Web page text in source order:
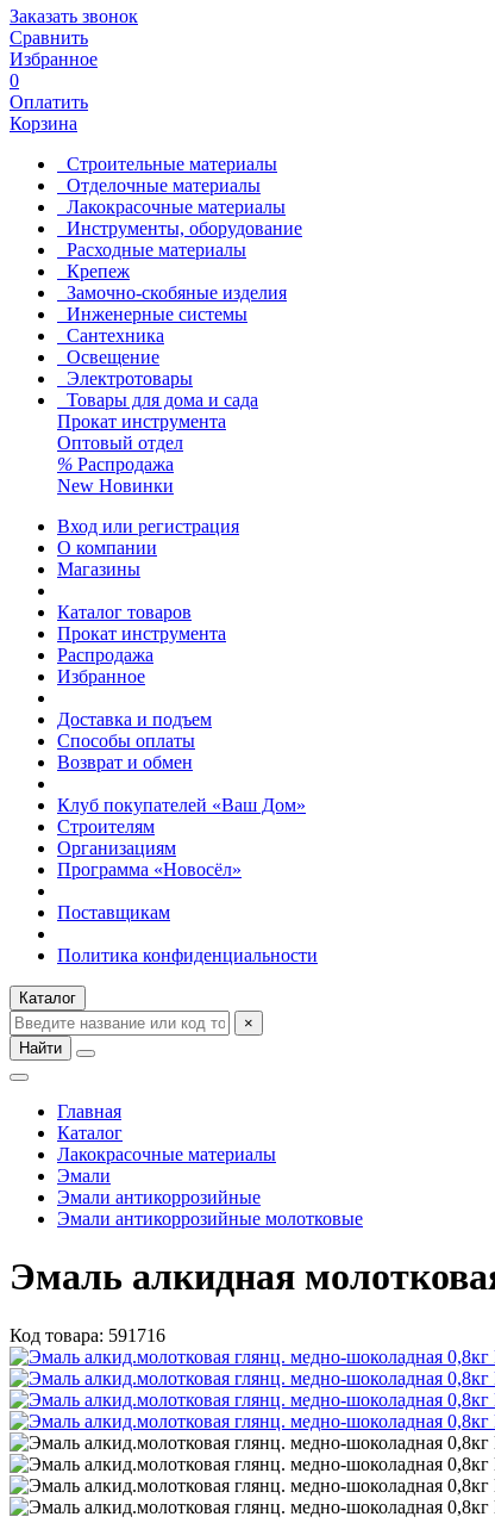
Заказать звонок
Сравнить
Избранное
0
Оплатить
Корзина
Строительные материалы
Отделочные материалы
Лакокрасочные материалы
Инструменты, оборудование
Расходные материалы
Крепеж
Замочно-скобяные изделия
Инженерные системы
Сантехника
Освещение
Электротовары
Товары для дома и сада
Прокат инструмента
Оптовый отдел
% Распродажа
New Новинки
Вход или регистрация
О компании
Магазины
Каталог товаров
Прокат инструмента
Распродажа
Избранное
Доставка и подъем
Способы оплаты
Возврат и обмен
Клуб покупателей «Ваш Дом»
Строителям
Организациям
Программа «Новосёл»
Поставщикам
Политика конфиденциальности
Каталог
×
Найти
Главная
Каталог
Лакокрасочные материалы
Эмали
Эмали антикоррозийные
Эмали антикоррозийные молотковые
Эмаль алкидная
Код товара: 591716